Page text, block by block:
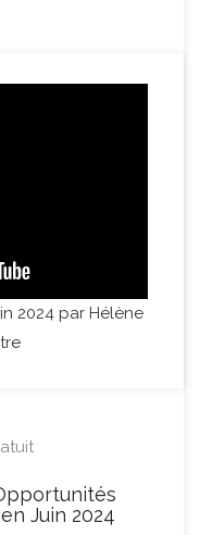
2024 par Hélène
Juin 2024